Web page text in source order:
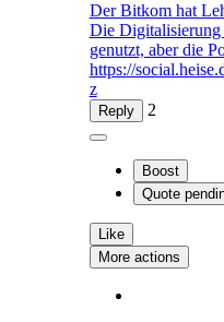
Der Bitkom hat
Die
genutzt, aber die
https://
z
Reply 2
Boost
Quote
Like
More actions